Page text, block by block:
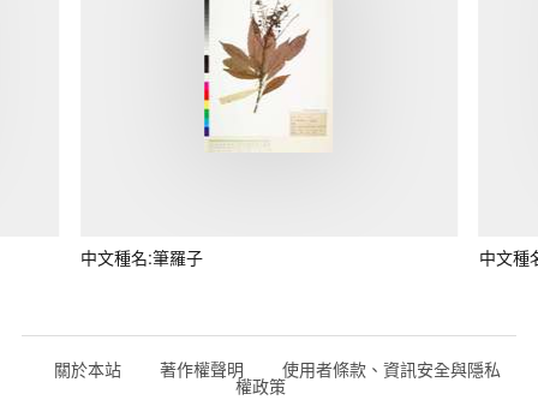
中文種名:筆羅子 中文種
關於本站 著作權聲明 使用者條款、資訊安全與隱私
權政策